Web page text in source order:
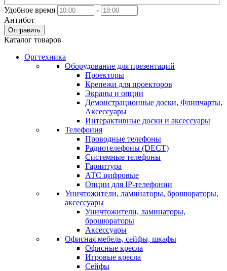
Удобное время
-
Антибот
Отправить
Каталог товаров
Оргтехника
Оборудование для презентаций
Проекторы
Крепежи для проекторов
Экраны и опции
Демонстрационные доски, Флипчарты,
Аксессуары
Интерактивные доски и аксессуары
Телефония
Проводные телефоны
Радиотелефоны (DECT)
Системные телефоны
Гарнитура
АТС цифровые
Опции для IP-телефонии
Уничтожители, ламинаторы, брошюраторы,
аксессуары
Уничтожители, ламинаторы,
брошюраторы
Аксессуары
Офисная мебель, сейфы, шкафы
Офисные кресла
Игровые кресла
Сейфы